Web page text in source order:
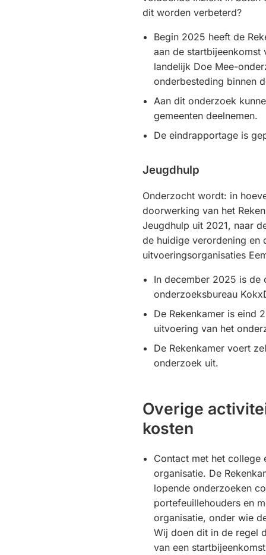
dit worden verbeterd?
Begin 2025 heeft de
aan de startbijeenkomst
landelijk Doe Mee-
onderbesteding binnen
Aan dit onderzoek
gemeenten deelnemen.
De eindrapportage is
Jeugdhulp
Onderzocht wordt: in
doorwerking van het
Jeugdhulp uit 2021, naar
de huidige verordening en
uitvoeringsorganisaties
In december 2025 is de
onderzoeksbureau
De Rekenkamer is eind
uitvoering van het
De Rekenkamer voert
onderzoek uit.
Overige
kosten
Contact met het college
organisatie. De
lopende onderzoeken
portefeuillehouders en
organisatie, onder wie
Wij doen dit in de regel
van een